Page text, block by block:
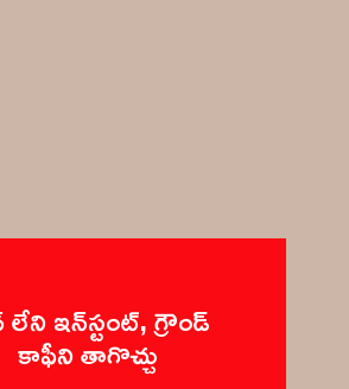
కాఫీని త ాగొచ్చు